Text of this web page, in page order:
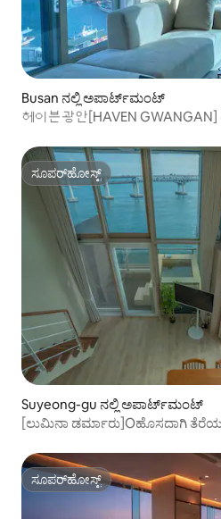
Busan ನಲ್ಲಿ ಅಪಾರ್ಟ್‌ಮಂಟ್
헤이븐광안[HAVEN
ಸೂಪರ್‌ಹೋಸ್ಟ್
ಸೂಪರ್‌ಹೋಸ್ಟ್
Suyeong-gu ನಲ್ಲಿ ಅಪಾರ್ಟ್‌ಮಂಟ್
[ಲುಮಿನಾ ಡರ್ಮಾರು]Oಹೊಸದಾಗಿ
ಟೆರೇಸ್Oಗುವಾಂಗನ್ ಬ್ರಿಡ್ಜ್Oಗುವಾಂಗನ್
ಸೂಪರ್‌ಹೋಸ್ಟ್
ಸೂಪರ್‌ಹೋಸ್ಟ್